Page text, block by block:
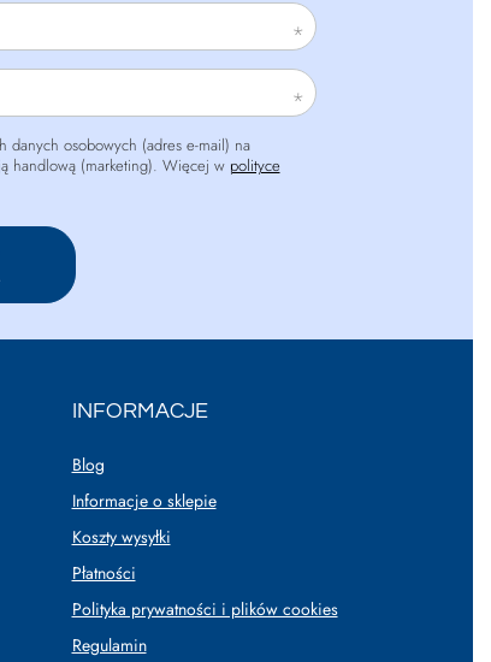
danych osobowych (adres e-mail) na
handlową (marketing). Więcej w polityce
INFORMACJE
Blog
Informacje o sklepie
Koszty wysyłki
Płatności
Polityka prywatności i plików cookies
Regulamin